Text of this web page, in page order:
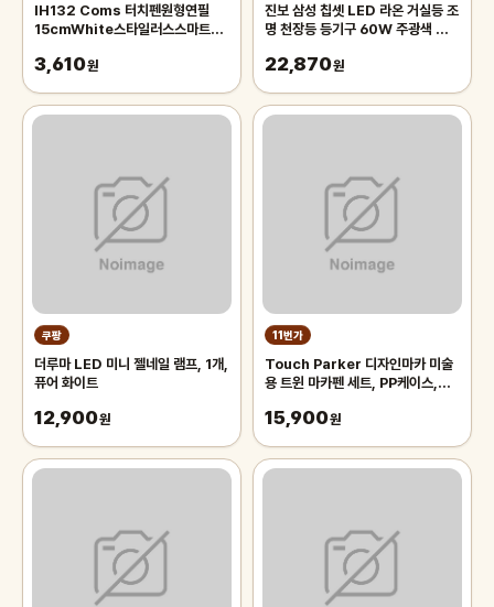
IH132 Coms 터치펜원형연필
15cmWhite스타일러스스마트폰
3,610원
진보 삼성 칩셋 LED 라온 거실등 조
명 천장등 등기구 60W 주광색 플리
22,870원
쿠팡
더루마 LED 미니 젤네일 램프, 1개,
퓨어 화이트
12,900원
11번가
Touch Parker 디자인마카 미술
용 트윈 마카펜 세트, PP케이스,
15,900원